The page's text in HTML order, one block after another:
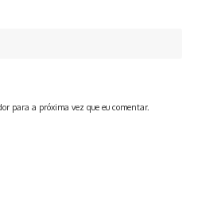
para a próxima vez que eu comentar.